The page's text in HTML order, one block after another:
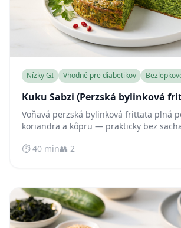
Nízky GI Vhodné pre diabetikov
Kuku Sabzi (Perzská bylinková
Voňavá perzská bylinková frittata plná
koriandra a kôpru — prakticky bez
v krvi po celý deň.
⏱️ 40 min👥 2